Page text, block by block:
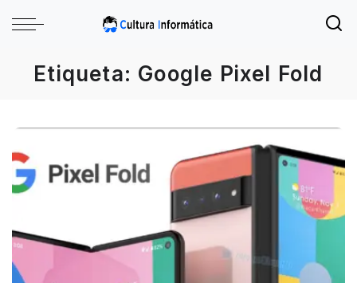
Etiqueta: Google Pixel Fold